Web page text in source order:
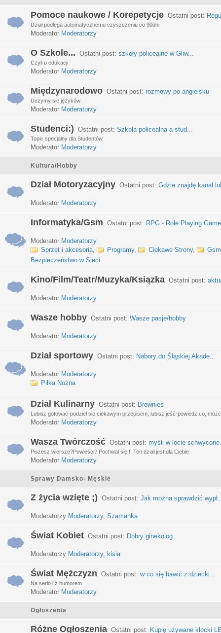
Pomoce naukowe / Korepetycje Ostatni post:
Dział podlega automatycznemu czyszczeniu co 90dni
Moderator Moderatorzy
O Szkole... Ostatni post: szkoły policealne w Gliw...
Czyli o edukacji
Moderator Moderatorzy
Międzynarodowo Ostatni post: rozmowy po angielsku
Uczymy sie języków
Moderator Moderatorzy
Studenci:) Ostatni post: Szkoła policealna a stud...
Topic specjalny dla Studentów.
Moderator Moderatorzy
Kultura/Hobby
Dział Motoryzacyjny Ostatni post: Gdzie znajdę kanał
Moderator Moderatorzy
Informatyka/Gsm Ostatni post: RPG - Role Playing
Moderator Moderatorzy
Sprzęt i akcesoria, Programy, Ciekawe Strony,
Gsm
Bezpieczeństwo w Sieci
Kino/Film/Teatr/Muzyka/Ksiązka Ostatni post:
Moderator Moderatorzy
Wasze hobby Ostatni post: Wasze pasje/hobby
Moderator Moderatorzy
Dział sportowy Ostatni post: Nabory do Śląskiej Akade...
Moderator Moderatorzy
Piłka Nożna
Dział Kulinarny Ostatni post: Brownies
Lubisz gotować-podziel sie ciekawym przepisem, lubisz jeść-powiedz co,
Moderator Moderatorzy
Wasza Twórczość Ostatni post: myśli w locie
Piszesz wiersze?Powieści? Pochwal się !! Ten dział jest dla Ciebie
Moderator Moderatorzy
Sprawy Damsko- Męskie
Z życia wzięte ;) Ostatni post: Jak można sprawdzić
Moderatorzy Moderatorzy, Szamanka
Świat Kobiet Ostatni post: Dobry ginekolog
Moderatorzy Moderatorzy, kisia
Świat Mężczyzn Ostatni post: w co się bawić z dziecki...
Na serio i z humorem
Moderator Moderatorzy
Ogłoszenia
Różne Ogłoszenia Ostatni post: Kupię używane klocki